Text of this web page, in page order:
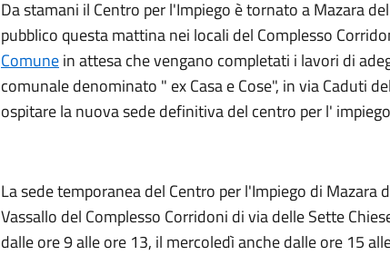
Da stamani il Centro per l'Impiego è tornato a Mazara
pubblico questa mattina nei locali del Complesso
Comunein attesa che vengano completati i lavori di
comunale denominato " ex Casa e Cose", in via Caduti
ospitare la nuova sede definitiva del centro per l'
La sede temporanea del Centro per l'Impiego di Mazara
Vassallo del Complesso Corridoni di via delle Sette
dalle ore 9 alle ore 13, il mercoledì anche dalle ore 15